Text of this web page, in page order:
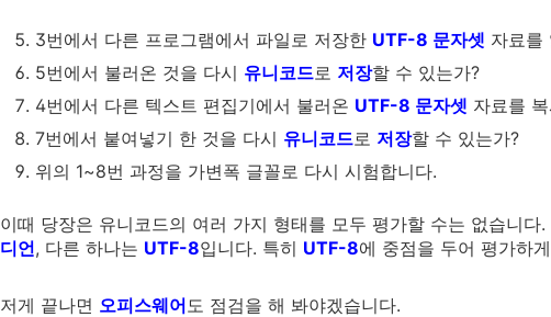
3번에서 다른 프로그램에서 파일로 저장한 UTF-8 문자셋 자료를
5번에서 불러온 것을 다시 유니코드로 저장할 수 있는가?
4번에서 다른 텍스트 편집기에서 불러온 UTF-8 문자셋 자료를
7번에서 붙여넣기 한 것을 다시 유니코드로 저장할 수 있는가?
위의 1~8번 과정을 가변폭 글꼴로 다시 시험합니다.
이때 당장은 유니코드의 여러 가지 형태를 모두 평가할 수는 없습니
디언, 다른 하나는 UTF-8입니다. 특히 UTF-8에 중점을 두어 평가하
저게 끝나면 오피스웨어도 점검을 해 봐야겠습니다.